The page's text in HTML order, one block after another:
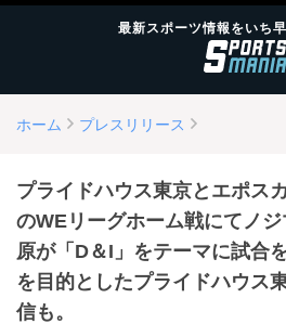
最新スポーツ情報をいち
ホーム プレスリリース
プライドハウス東京とエポス
のWEリーグホーム戦にてノ
原が「D＆I」をテーマに試合
を目的としたプライドハウス
信も。